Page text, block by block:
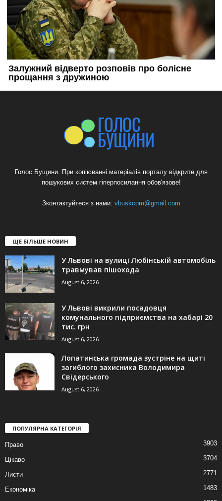
Голос Бущини. При копіюванні матеріалів порталу відкрите для
пошукових систем гіперпосилання обов'язове!
Зконтактуйтеся з нами: vbuskcom@gmail.com
ЩЕ БІЛЬШЕ НОВИН
У Львові на вулиці Любінській автомобіль
травмував пішохода
August 6, 2026
У Львові викрили посадовця
комунального підприємства на хабарі 20
тис. грн
August 6, 2026
Лопатинська громада зустріне на щиті
загиблого захисника Володимира
Свідерського
August 6, 2026
ПОПУЛЯРНА КАТЕГОРІЯ
Право 3903
Цікаво 3704
Листи 2771
Економіка 1483